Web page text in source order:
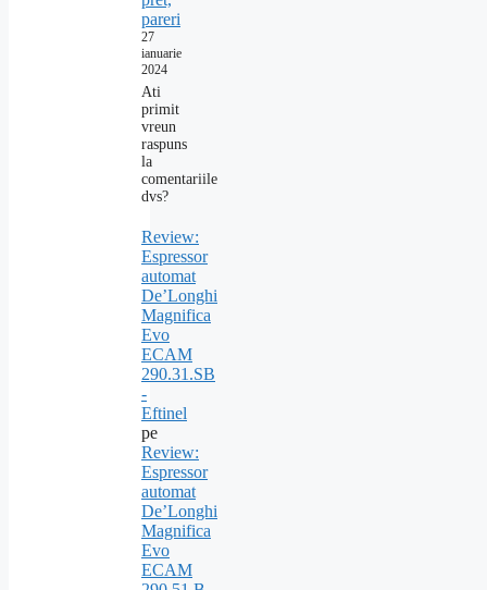
pareri
27
ianuarie
2024
Ati
primit
vreun
raspuns
la
comentariile
dvs?
Review:
Espressor
automat
De’Longhi
Magnifica
Evo
ECAM
290.31.SB
-
Eftinel
pe
Review:
Espressor
automat
De’Longhi
Magnifica
Evo
ECAM